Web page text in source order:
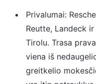
Privalumai:
Reutte, Landeck
Tirolu. Trasa
viena iš
greitkelio